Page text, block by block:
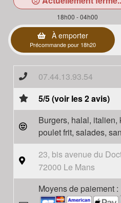
18h00 - 04h00
À emporter
Précommande pour 18h20
07.44.13.93.54
5/5 (voir les 2 avis)
Burgers, halal,
poulet frit, salades,
23, bis avenue du
72000 Le Mans
Moyens de paiement :